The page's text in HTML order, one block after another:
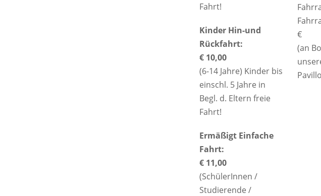
Fahrt!
Kinder Hin-und
Rückfahrt:
€ 10,00
(6-14 Jahre) Kinder bis
einschl. 5 Jahre in
Begl. d. Eltern freie
Fahrt!
Ermäßigt Einfache
Fahrt:
€ 11,00
(SchülerInnen /
Studierende /
€
(an